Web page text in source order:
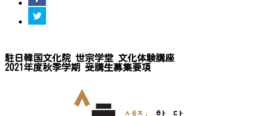
駐日韓国文化院 世宗学堂 文化体験講座
2021年度秋季学期 受講生募集要項